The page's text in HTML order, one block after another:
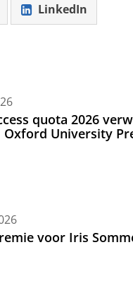
LinkedIn
quota 2026
Oxford University
voor Iris